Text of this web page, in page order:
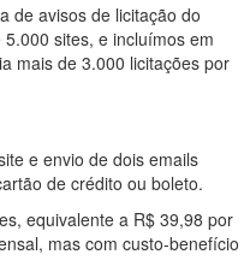
de avisos de licitação do
sites, e incluímos em
mais de 3.000 licitações por
e envio de dois emails
de crédito ou boleto.
equivalente a R$ 39,98 por
mas com custo-benefício